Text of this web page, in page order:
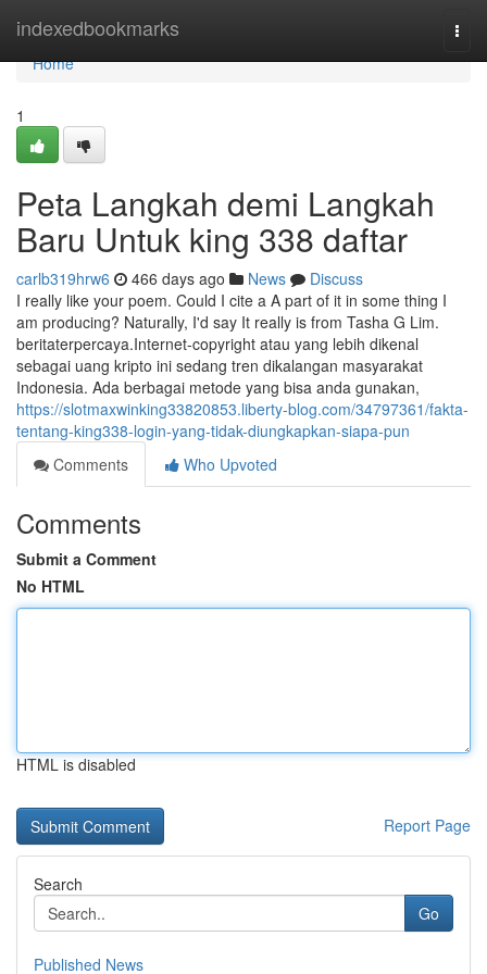
indexedbookmarks
Home
Home
1
Peta Langkah demi Langkah
Baru Untuk king 338 daftar
carlb319hrw6 466 days ago News
Discuss
I really like your poem. Could I cite a A part of it in some thing I
am producing? Naturally, I'd say It really is from Tasha G Lim.
beritaterpercaya.Internet-copyright atau yang lebih dikenal
sebagai uang kripto ini sedang tren dikalangan masyarakat
Indonesia. Ada berbagai metode yang bisa anda gunakan,
https://slotmaxwinking33820853.liberty-blog.com/34797361/fakta-
tentang-king338-login-yang-tidak-diungkapkan-siapa-pun
Comments
Who Upvoted
Comments
Submit a Comment
No HTML
HTML is disabled
Report Page
Search
Go
Published News